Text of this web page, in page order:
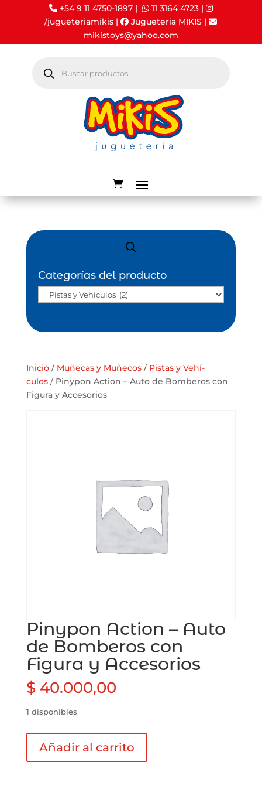
+54 9 11 4750-1897 | 11 3164 4723|
/jugueteriamikis | Jugueteria MIKIS |
mikistoys@yahoo.com
productos
Inicio/ Muñecas y Muñecos/ Pistas y Vehí­
culos/ Pinypon Action – Auto de Bomberos con
Figura y Accesorios
Pinypon Action – Auto
de Bomberos con
Figura y Accesorios
$ 40.000,00
1 disponibles
Action
-
Añadir al carrito
Categorías del producto